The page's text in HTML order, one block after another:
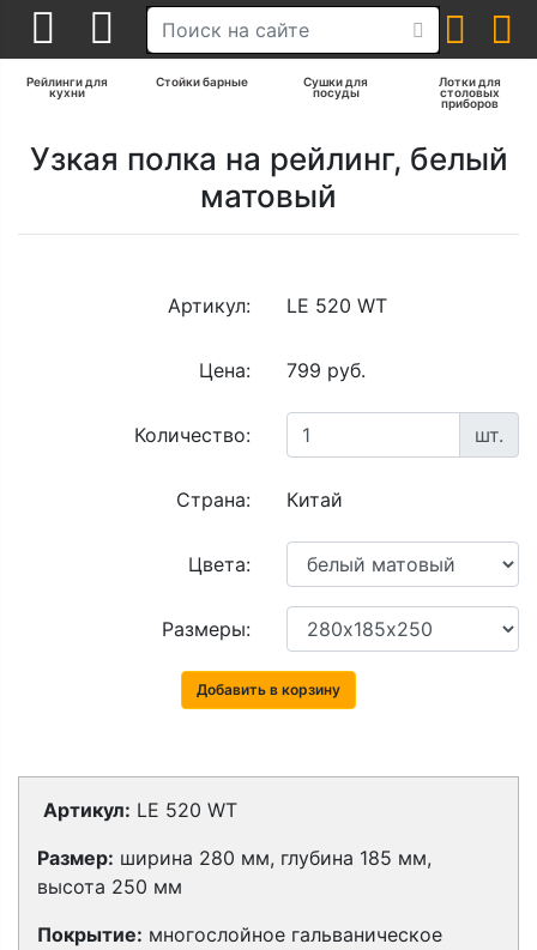
Рейлинги для
кухни
Стойки барные Сушки для
посуды
Лотки для
столовых
приборов
Узкая полка на рейлинг, белый
матовый
Артикул: LE 520 WT
Цена: 799 руб.
Количество: шт.
Страна: Китай
Цвета:
Размеры:
Добавить в корзину
Артикул: LE 520 WT
Размер: ширина 280 мм, глубина 185 мм,
высота 250 мм
Покрытие: многослойное гальваническое